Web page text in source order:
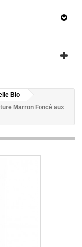
Bio
Marron Foncé aux